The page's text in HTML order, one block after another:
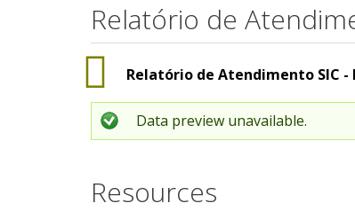
Relatório de
Relatório de Atendimento SIC
Data preview unavailable.
Resources